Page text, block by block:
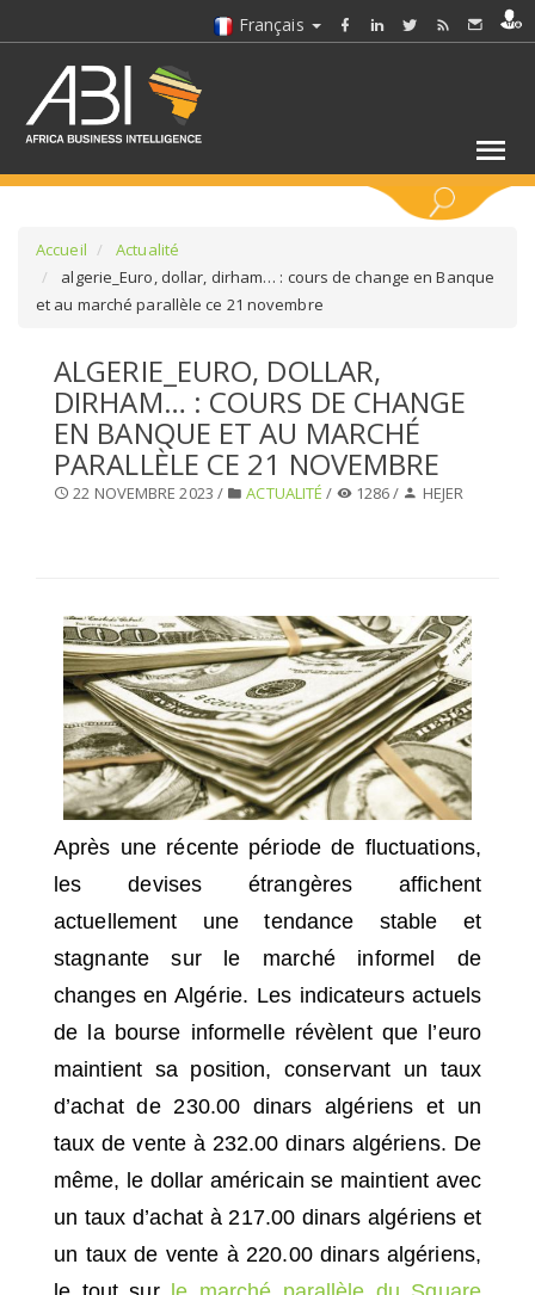
Français
SÉLECTIONNEZ UN DOSSIER
SELECTIONNEZ UNE SECTION
Accueil
Actualité
algerie_Euro, dollar, dirham… : cours de change en Banque
et au marché parallèle ce 21 novembre
ALGERIE_EURO, DOLLAR,
DIRHAM… : COURS DE CHANGE
EN BANQUE ET AU MARCHÉ
PARALLÈLE CE 21 NOVEMBRE
22 NOVEMBRE 2023 / ACTUALITÉ / 1286 / HEJER
Après une récente période de fluctuations,
les devises étrangères affichent
actuellement une tendance stable et
stagnante sur le marché informel de
changes en Algérie. Les indicateurs actuels
de la bourse informelle révèlent que l’euro
maintient sa position, conservant un taux
d’achat de 230.00 dinars algériens et un
taux de vente à 232.00 dinars algériens. De
même, le dollar américain se maintient avec
un taux d’achat à 217.00 dinars algériens et
un taux de vente à 220.00 dinars algériens,